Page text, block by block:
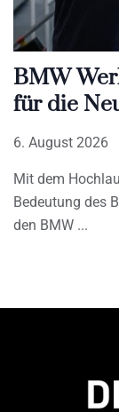
BMW
für die
6. August 2026
Mit dem
Bedeutung des
den BMW